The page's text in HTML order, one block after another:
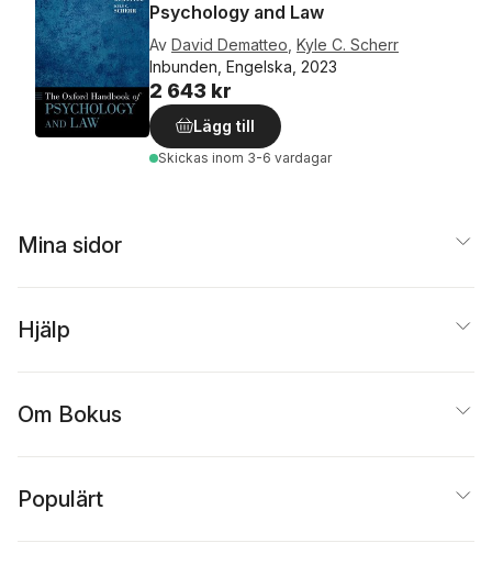
Psychology and Law
Av David Dematteo Kyle C. Scherr
Inbunden, Engelska, 2023
2 643 kr
Lägg till
Skickas inom 3-6 vardagar
Mina sidor
Hjälp
Om Bokus
Populärt